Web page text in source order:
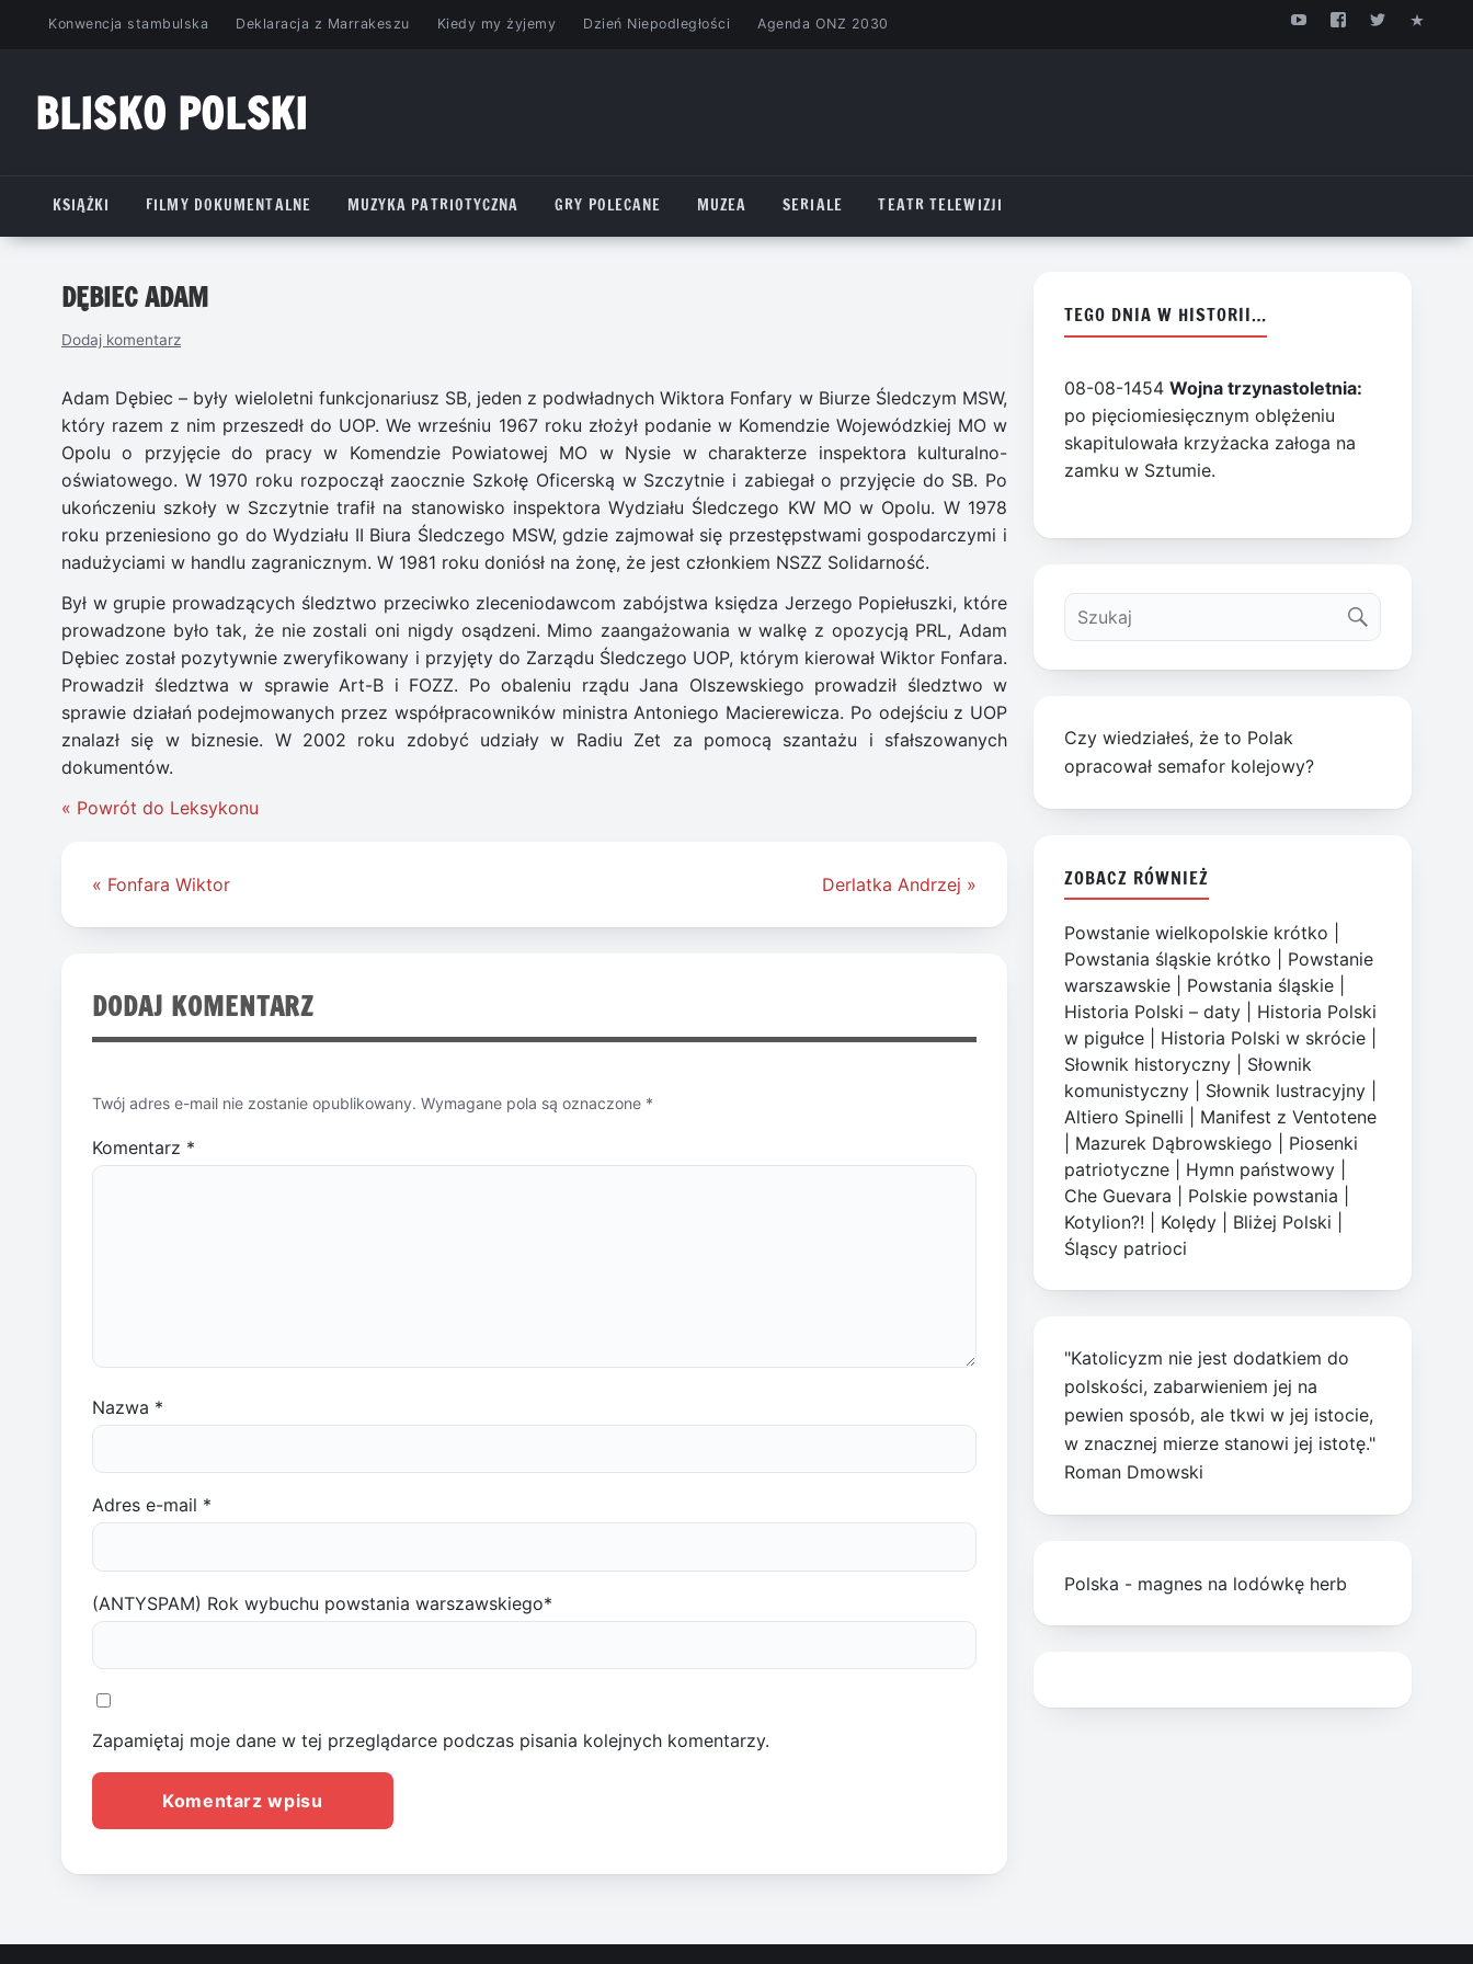
PrzejdźKonwencja stambulska Deklaracja z Marrakeszu Kiedy my żyjemy Dzień Niepodległości Agenda ONZ 2030
BLISKO POLSKI
KSIĄŻKI
FILMY DOKUMENTALNE MUZYKA PATRIOTYCZNA GRY POLECANE MUZEA SERIALE TEATR TELEWIZJI
DĘBIEC ADAM
Dodaj komentarz
Adam Dębiec – były wieloletni funkcjonariusz SB, jeden z podwładnych Wiktora Fonfary w Biurze Śledczym MSW,
który razem z nim przeszedł do UOP. We wrześniu 1967 roku złożył podanie w Komendzie Wojewódzkiej MO w
Opolu o przyjęcie do pracy w Komendzie Powiatowej MO w Nysie w charakterze inspektora kulturalno-
oświatowego. W 1970 roku rozpoczął zaocznie Szkołę Oficerską w Szczytnie i zabiegał o przyjęcie do SB. Po
ukończeniu szkoły w Szczytnie trafił na stanowisko inspektora Wydziału Śledczego KW MO w Opolu. W 1978
roku przeniesiono go do Wydziału II Biura Śledczego MSW, gdzie zajmował się przestępstwami gospodarczymi i
nadużyciami w handlu zagranicznym. W 1981 roku doniósł na żonę, że jest członkiem NSZZ Solidarność.
Był w grupie prowadzących śledztwo przeciwko zleceniodawcom zabójstwa księdza Jerzego Popiełuszki, które
prowadzone było tak, że nie zostali oni nigdy osądzeni. Mimo zaangażowania w walkę z opozycją PRL, Adam
Dębiec został pozytywnie zweryfikowany i przyjęty do Zarządu Śledczego UOP, którym kierował Wiktor Fonfara.
Prowadził śledztwa w sprawie Art-B i FOZZ. Po obaleniu rządu Jana Olszewskiego prowadził śledztwo w
sprawie działań podejmowanych przez współpracowników ministra Antoniego Macierewicza. Po odejściu z UOP
znalazł się w biznesie. W 2002 roku zdobyć udziały w Radiu Zet za pomocą szantażu i sfałszowanych
dokumentów.
« Powrót do Leksykonu
Nawigacja
« Fonfara Wiktor Derlatka Andrzej »
DODAJ KOMENTARZ
Twój adres e-mail nie zostanie opublikowany. Wymagane pola są oznaczone *
Komentarz *
Nazwa *
Adres e-mail *
(ANTYSPAM) Rok wybuchu powstania warszawskiego*
Zapamiętaj moje dane w tej przeglądarce podczas pisania kolejnych komentarzy.
TEGO DNIA W HISTORII…
08-08-1454Wojna trzynastoletnia:
po pięciomiesięcznym oblężeniu
skapitulowała krzyżacka załoga na
zamku w Sztumie.
Czy wiedziałeś, że to Polak
opracował semafor kolejowy?
ZOBACZ RÓWNIEŻ
Powstanie wielkopolskie krótko
Powstania śląskie krótko
Powstanie
warszawskie
Powstania śląskie
Historia Polski – daty
Historia Polski
w pigułce
Historia Polski w skrócie
Słownik historyczny
Słownik
komunistyczny
Słownik lustracyjny
Altiero Spinelli
Manifest z Ventotene
Mazurek Dąbrowskiego
Piosenki
patriotyczne
Hymn państwowy
Che Guevara
Polskie powstania
Kotylion?!
Kolędy Bliżej Polski
Śląscy patrioci
"Katolicyzm nie jest dodatkiem do
polskości, zabarwieniem jej na
pewien sposób, ale tkwi w jej istocie,
w znacznej mierze stanowi jej istotę."
Roman Dmowski
Polska - magnes na lodówkę herb